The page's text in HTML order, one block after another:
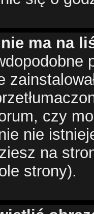
ma na
czy
nie
na
strony).